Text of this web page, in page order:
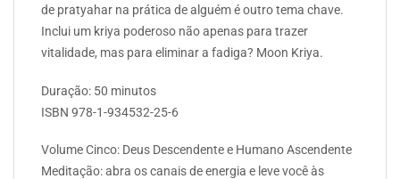
de pratyahar na prática de alguém é outro tema chave.
Inclui um kriya poderoso não apenas para trazer
vitalidade, mas para eliminar a fadiga? Moon Kriya.
Duração: 50 minutos
ISBN 978-1-934532-25-6
Volume Cinco: Deus Descendente e Humano Ascendente
Meditação: abra os canais de energia e leve você às